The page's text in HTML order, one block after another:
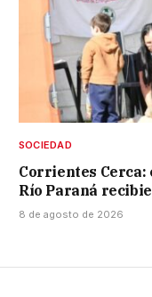
SOCIEDAD
Corrientes Cerca:
Río Paraná
8 de agosto de 2026